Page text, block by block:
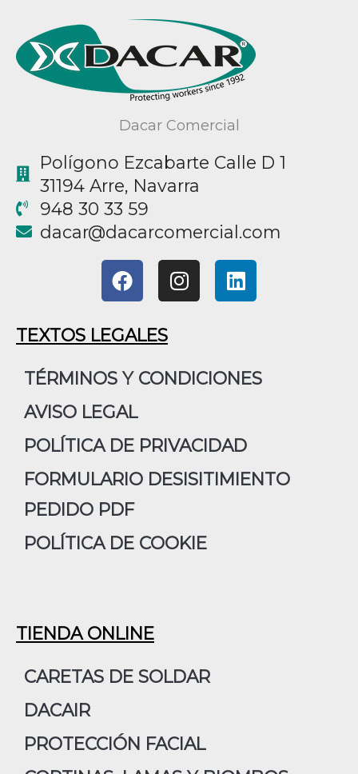
Dacar Comercial
Polígono Ezcabarte Calle D 1
31194 Arre, Navarra
948 30 33 59
moc.laicremocracad
@racad
F
a
e
b
o
k
I
n
g
m
L
i
d
TEXTOS LEGALES
TÉRMINOS Y CONDICIONES
AVISO LEGAL
POLÍTICA DE PRIVACIDAD
FORMULARIO DESISITIMIENTO
PEDIDO PDF
POLÍTICA DE COOKIE
TIENDA ONLINE
CARETAS DE SOLDAR
DACAIR
PROTECCIÓN FACIAL